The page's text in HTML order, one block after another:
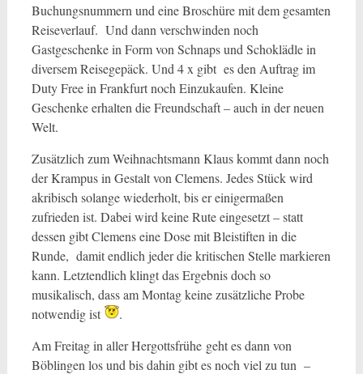
Buchungsnummern und eine Broschüre mit dem gesamten
Reiseverlauf. Und dann verschwinden noch
Gastgeschenke in Form von Schnaps und Schoklädle in
diversem Reisegepäck. Und 4 x gibt es den Auftrag im
Duty Free in Frankfurt noch Einzukaufen. Kleine
Geschenke erhalten die Freundschaft – auch in der neuen
Welt.
Zusätzlich zum Weihnachtsmann Klaus kommt dann noch
der Krampus in Gestalt von Clemens. Jedes Stück wird
akribisch solange wiederholt, bis er einigermaßen
zufrieden ist. Dabei wird keine Rute eingesetzt – statt
dessen gibt Clemens eine Dose mit Bleistiften in die
Runde, damit endlich jeder die kritischen Stelle markieren
kann. Letztendlich klingt das Ergebnis doch so
musikalisch, dass am Montag keine zusätzliche Probe
notwendig ist
.
Am Freitag in aller Hergottsfrühe geht es dann von
Böblingen los und bis dahin gibt es noch viel zu tun –